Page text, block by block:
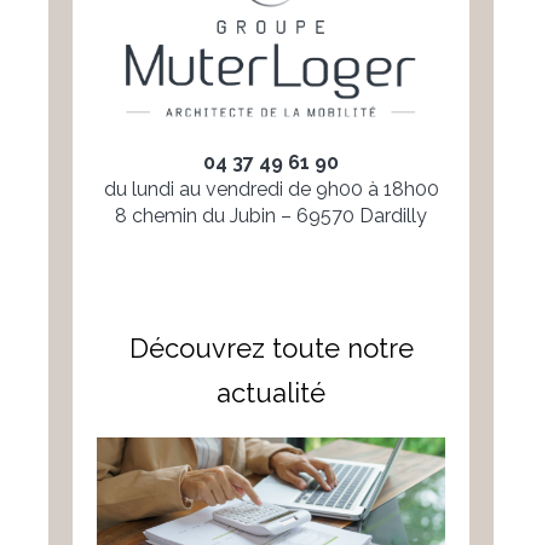
04 37 49 61 90
du lundi au vendredi de 9h00 à 18h00
8 chemin du Jubin – 69570 Dardilly
Découvrez toute notre
actualité